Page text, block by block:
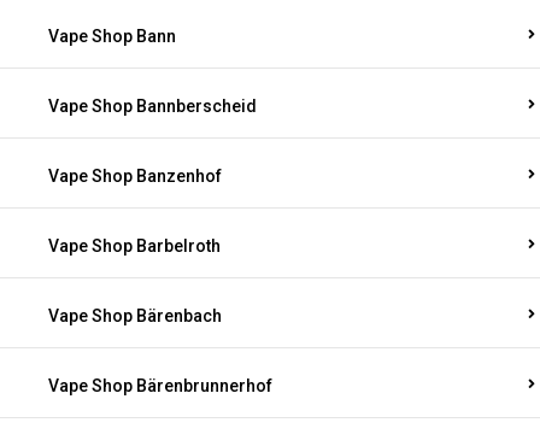
Vape Shop Bann
Vape Shop Bannberscheid
Vape Shop Banzenhof
Vape Shop Barbelroth
Vape Shop Bärenbach
Vape Shop Bärenbrunnerhof